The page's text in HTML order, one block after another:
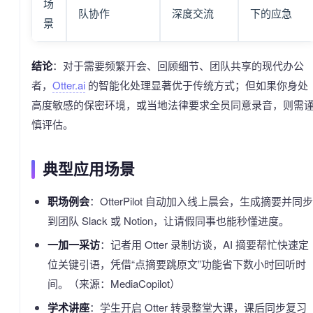
场
景
队协作
深度交流
下的应急
结论：对于需要频繁开会、回顾细节、团队共享的现代办公
者， Otter.ai 的智能化处理显著优于传统方式；但如果你身处
高度敏感的保密环境，或当地法律要求全员同意录音，则需
慎评估。
典型应用场景
职场例会：OtterPilot 自动加入线上晨会，生成摘要并同步
到团队 Slack 或 Notion，让请假同事也能秒懂进度。
一加一采访：记者用 Otter 录制访谈，AI 摘要帮忙快速定
位关键引语，凭借“点摘要跳原文”功能省下数小时回听时
间。（来源：MediaCopilot）
学术讲座：学生开启 Otter 转录整堂大课，课后同步复习